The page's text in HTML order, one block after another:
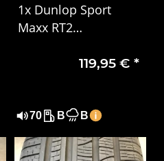
1x Dunlop Sport
Maxx RT2
225/55 R17 97Y MO
119,95 €*
70 B B